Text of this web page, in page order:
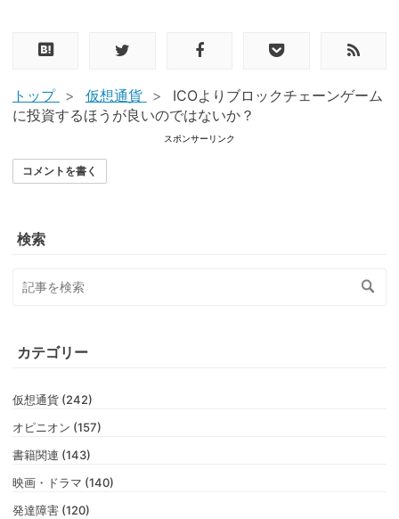
トップ > 仮想通貨 >
ICOよりブロックチェーンゲーム
に投資するほうが良いのではないか？
スポンサーリンク
コメントを書く
検索
カテゴリー
仮想通貨 (242)
オピニオン (157)
書籍関連 (143)
映画・ドラマ (140)
発達障害 (120)